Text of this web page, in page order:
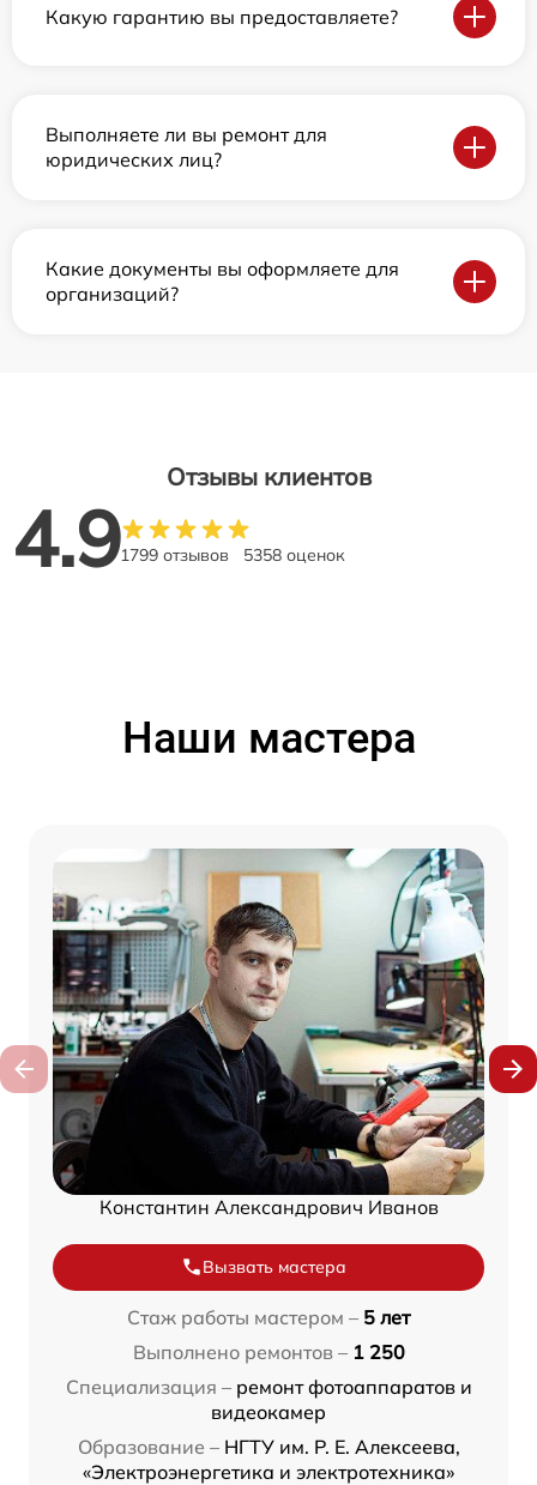
Какую гарантию вы предоставляете?
Выполняете ли вы ремонт для
юридических лиц?
Какие документы вы оформляете для
организаций?
Отзывы клиентов
4.91799 отзывов 5358 оценок
Наши мастера
Константин Александрович Иванов
Вызвать мастера
Стаж работы мастером – 5 лет
Выполнено ремонтов – 1 250
Специализация – ремонт фотоаппаратов и
видеокамер
Образование – НГТУ им. Р. Е. Алексеева,
«Электроэнергетика и электротехника»